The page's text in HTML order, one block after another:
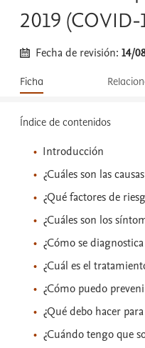
2019 (COVID-
Fecha de revisión:14/
Ficha
Índice de contenidos
Introducción
¿Cuáles son las
¿Qué factores de
¿Cuáles son los
¿Cómo se
¿Cuál es el
¿Cómo puedo
¿Qué debo hacer
¿Cuándo tengo que